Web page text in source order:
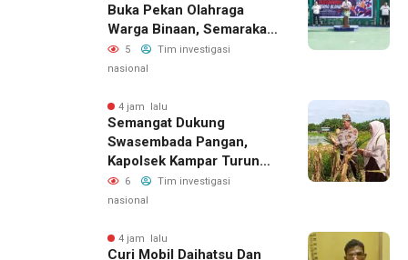
Buka Pekan Olahraga
Warga Binaan, Semarakan
HUT RI Ke-81
5
Tim investigasi
nasional
4 jam lalu
Semangat Dukung
Swasembada Pangan,
Kapolsek Kampar Turun
Langsung Panen Jagung
Di Sendayan
6
Tim investigasi
nasional
4 jam lalu
Curi Mobil Daihatsu Dan